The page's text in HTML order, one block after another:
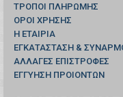
ΤΡΟΠΟΙ ΠΛΗΡΩΜΗΣ
ΟΡΟΙ ΧΡΗΣΗΣ
Η ΕΤΑΙΡΙΑ
ΕΓΚΑΤΑΣΤΑΣΗ &
ΑΛΛΑΓΕΣ ΕΠΙΣΤΡΟΦΕΣ
ΕΓΓΥΗΣΗ ΠΡΟΙΟΝΤΩΝ